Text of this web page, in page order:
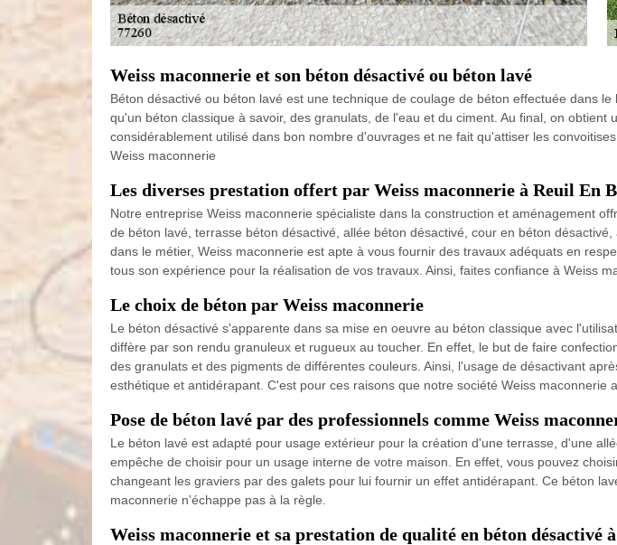
Weiss maconnerie et son béton désactivé ou béton lavé
Béton désactivé ou béton lavé est une technique de coulage de béton effectuée dans
qu'un béton classique à savoir, des granulats, de l'eau et du ciment. Au final, on
considérablement utilisé dans bon nombre d'ouvrages et ne fait qu'attiser les
Weiss maconnerie
Les diverses prestation offert par Weiss maconnerie à Reuil En
Notre entreprise Weiss maconnerie spécialiste dans la construction et aménagement
de béton lavé, terrasse béton désactivé, allée béton désactivé, cour en béton
dans le métier, Weiss maconnerie est apte à vous fournir des travaux adéquats en
tous son expérience pour la réalisation de vos travaux. Ainsi, faites confiance à Weiss
Le choix de béton par Weiss maconnerie
Le béton désactivé s'apparente dans sa mise en oeuvre au béton classique avec
diffère par son rendu granuleux et rugueux au toucher. En effet, le but de faire
des granulats et des pigments de différentes couleurs. Ainsi, l'usage de désactivant
esthétique et antidérapant. C'est pour ces raisons que notre société Weiss maconnerie
Pose de béton lavé par des professionnels comme Weiss
Le béton lavé est adapté pour usage extérieur pour la création d'une terrasse, d'une
empêche de choisir pour un usage interne de votre maison. En effet, vous pouvez
changeant les graviers par des galets pour lui fournir un effet antidérapant. Ce béton
maconnerie n'échappe pas à la règle.
Weiss maconnerie et sa prestation de qualité en béton désactivé